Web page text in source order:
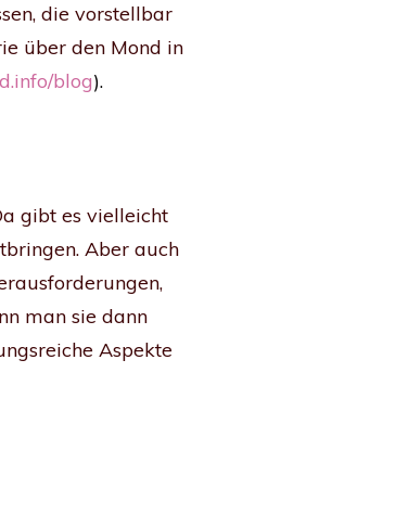
die vorstellbar
über den Mond in
blog).
gibt es vielleicht
Aber auch
man sie dann
Aspekte